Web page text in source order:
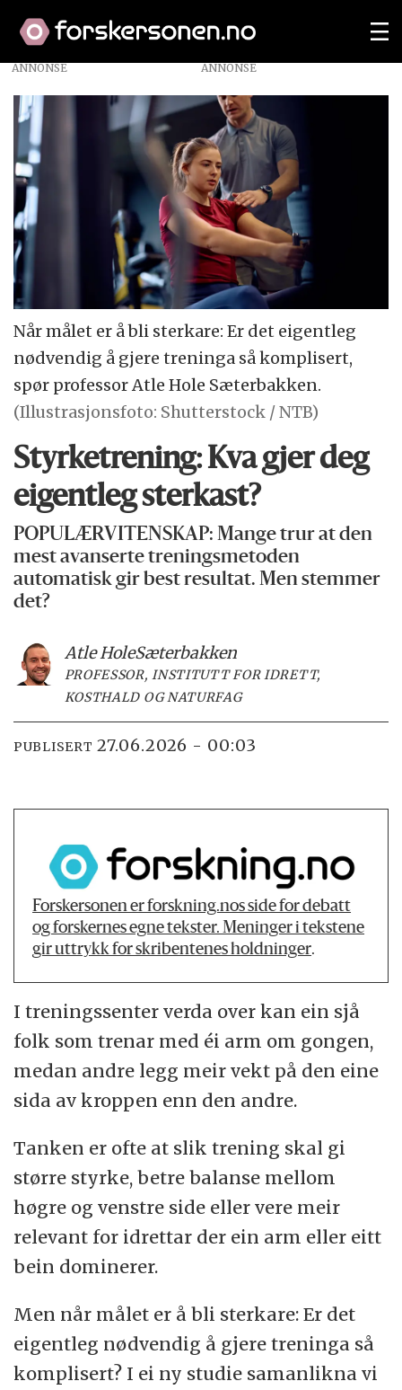
ANNONSE
Når målet er å bli sterkare: Er det eigentleg
nødvendig å gjere treninga så komplisert,
spør professor Atle Hole Sæterbakken.
(Illustrasjonsfoto: Shutterstock / NTB)
Styrketrening: Kva gjer deg
eigentleg sterkast?
POPULÆRVITENSKAP: Mange trur at den
mest avanserte treningsmetoden
automatisk gir best resultat. Men stemmer
det?
Atle HoleSæterbakken
PROFESSOR, INSTITUTT FOR IDRETT,
KOSTHALD OG NATURFAG
PUBLISERT 27.06.2026 - 00:03
Forskersonen er forskning.nos side for debatt
og forskernes egne tekster. Meninger i tekstene
gir uttrykk for skribentenes holdninger.
I treningssenter verda over kan ein sjå
folk som trenar med éi arm om gongen,
medan andre legg meir vekt på den eine
sida av kroppen enn den andre.
Tanken er ofte at slik trening skal gi
større styrke, betre balanse mellom
høgre og venstre side eller vere meir
relevant for idrettar der ein arm eller eitt
bein dominerer.
Men når målet er å bli sterkare: Er det
eigentleg nødvendig å gjere treninga så
komplisert? I ei ny studie samanlikna vi